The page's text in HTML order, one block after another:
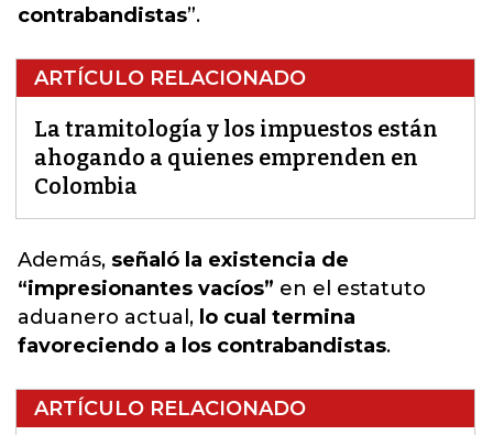
contrabandistas”.
ARTÍCULO RELACIONADO
La tramitología y los impuestos están
ahogando a quienes emprenden en
Colombia
Además, señaló la existencia de
“impresionantes vacíos” en el estatuto
aduanero actual, lo cual termina
favoreciendo a los contrabandistas.
ARTÍCULO RELACIONADO